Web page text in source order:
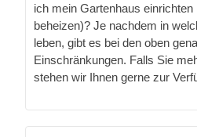
ich mein Gartenhaus
beheizen)? Je nachdem in
leben, gibt es bei den oben
Einschränkungen. Falls Sie
stehen wir Ihnen gerne zur